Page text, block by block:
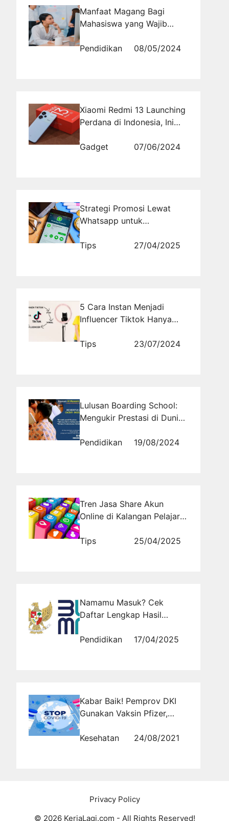
Manfaat Magang Bagi
Mahasiswa yang Wajib
Pendidikan
08/05/2024
Xiaomi Redmi 13 Launching
Perdana di Indonesia, Ini
Gadget
07/06/2024
Strategi Promosi Lewat
Whatsapp untuk
Kilat
Tips 27/04/2025
5 Cara Instan Menjadi
Influencer Tiktok Hanya
Tips
23/07/2024
Lulusan Boarding School:
Mengukir Prestasi di Dunia
Pendidikan
19/08/2024
Tren Jasa Share Akun
Online di Kalangan Pelajar
Tips
25/04/2025
Namamu Masuk? Cek
Daftar Lengkap Hasil
Pendidikan
17/04/2025
Kabar Baik! Pemprov DKI
Gunakan Vaksin Pfizer,
Kesehatan
24/08/2021
Privacy Policy
© 2026 KerjaLagi.com - All Rights Reserved!